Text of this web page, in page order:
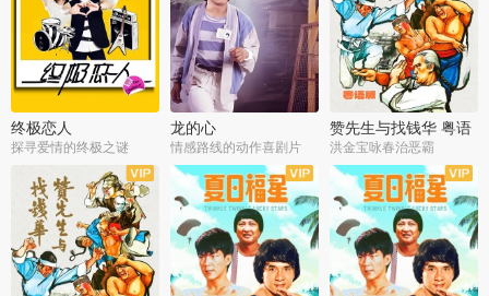
终极恋人
探寻爱情的终极之谜
龙的心
情感路线的动作喜剧片
赞先生与找钱华 粤语
版
洪金宝咏春治恶霸